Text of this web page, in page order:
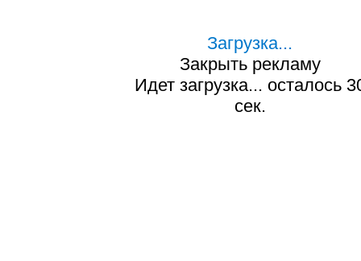
Загрузка...
Закрыть рекламу
Идет загрузка... осталось
сек.